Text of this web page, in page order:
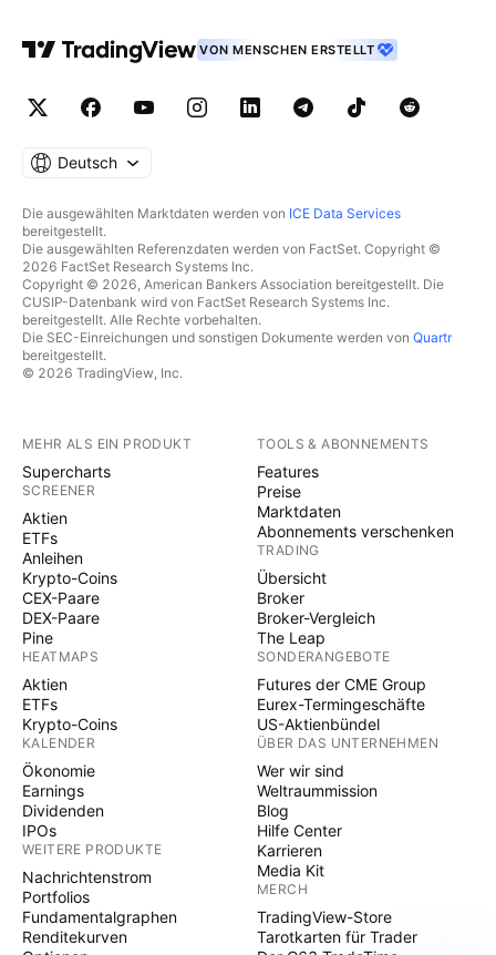
VON MENSCHEN ERSTELLT
Deutsch
Die ausgewählten Marktdaten werden von ICE Data Services
bereitgestellt.
Die ausgewählten Referenzdaten werden von FactSet. Copyright ©
2026 FactSet Research Systems Inc.
Copyright © 2026, American Bankers Association bereitgestellt. Die
CUSIP-Datenbank wird von FactSet Research Systems Inc.
bereitgestellt. Alle Rechte vorbehalten.
Die SEC-Einreichungen und sonstigen Dokumente werden von Quartr
bereitgestellt.
© 2026 TradingView, Inc.
MEHR ALS EIN PRODUKT
Supercharts
SCREENER
Aktien
ETFs
Anleihen
Krypto-Coins
CEX-Paare
DEX-Paare
Pine
HEATMAPS
Aktien
ETFs
Krypto-Coins
KALENDER
Ökonomie
Earnings
Dividenden
IPOs
WEITERE PRODUKTE
Nachrichtenstrom
Portfolios
Fundamentalgraphen
Renditekurven
TOOLS & ABONNEMENTS
Features
Preise
Marktdaten
Abonnements verschenken
TRADING
Übersicht
Broker
Broker-Vergleich
The Leap
SONDERANGEBOTE
Futures der CME Group
Eurex-Termingeschäfte
US-Aktienbündel
ÜBER DAS UNTERNEHMEN
Wer wir sind
Weltraummission
Blog
Hilfe Center
Karrieren
Media Kit
MERCH
TradingView-Store
Tarotkarten für Trader